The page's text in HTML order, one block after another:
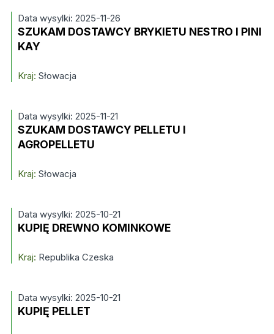
Data wysylki: 2025-11-26
SZUKAM DOSTAWCY BRYKIETU NESTRO I PINI
KAY
Kraj: Słowacja
Data wysylki: 2025-11-21
SZUKAM DOSTAWCY PELLETU I
AGROPELLETU
Kraj: Słowacja
Data wysylki: 2025-10-21
KUPIĘ DREWNO KOMINKOWE
Kraj: Republika Czeska
Data wysylki: 2025-10-21
KUPIĘ PELLET